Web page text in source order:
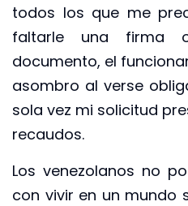
todos los que me
faltarle una
documento, el
asombro al verse
sola vez mi solicitud
recaudos.
Los venezolanos no
con vivir en un mundo